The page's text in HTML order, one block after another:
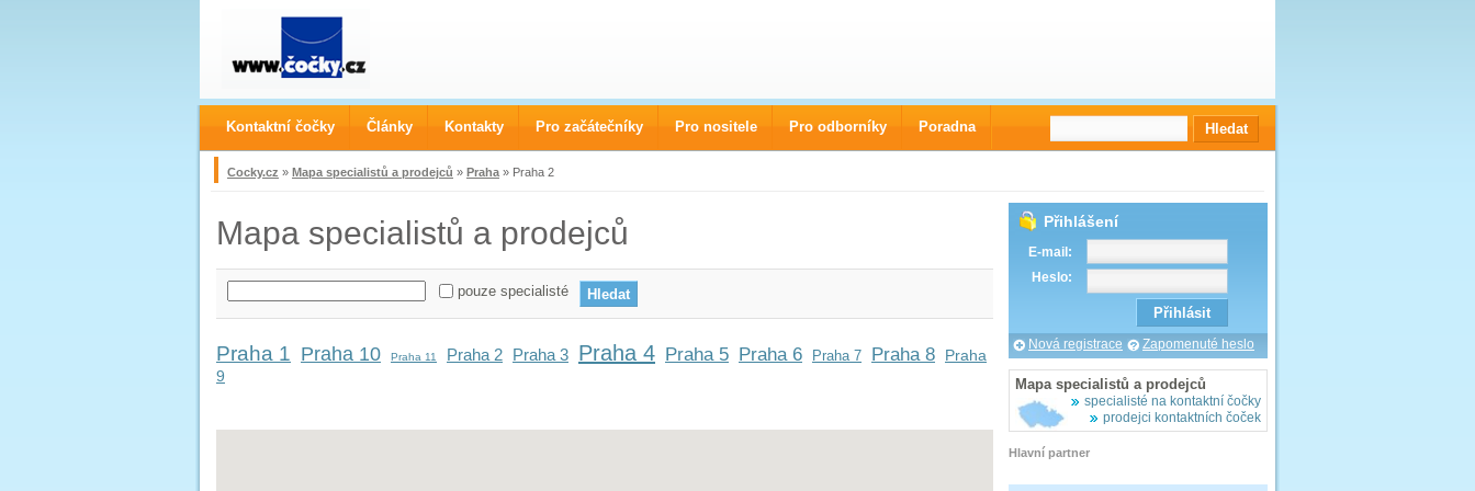
Cocky.cz » Mapa specialistů a prodejců » Praha » Praha 2
Mapa specialistů a prodejců
pouze specialisté
Praha 1 Praha 10 Praha 11 Praha 2 Praha 3 Praha 4 Praha 5 Praha 6 Praha 7 Praha 8
Praha
9
Přihlášení
E-mail:
Heslo:
Nová registrace Zapomenuté heslo
Mapa specialistů a prodejců
specialisté na kontaktní čočky
prodejci kontaktních čoček
Hlavní partner
Kontaktní čočky Články Kontakty Pro začátečníky Pro nositele Pro odborníky Poradna